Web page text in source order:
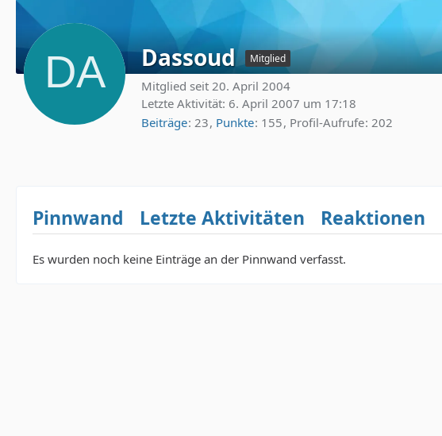
Dassoud Mitglied
Mitglied seit 20. April 2004
Letzte Aktivität: 6. April 2007 um 17:18
Beiträge 23 Punkte 155 Profil-Aufrufe 202
Pinnwand Letzte Aktivitäten Reaktionen
Es wurden noch keine Einträge an der Pinnwand verfasst.